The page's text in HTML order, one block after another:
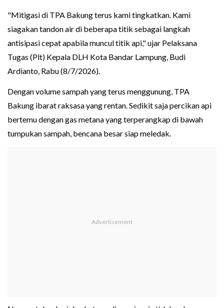
"Mitigasi di TPA Bakung terus kami tingkatkan. Kami
siagakan tandon air di beberapa titik sebagai langkah
antisipasi cepat apabila muncul titik api," ujar Pelaksana
Tugas (Plt) Kepala DLH Kota Bandar Lampung, Budi
Ardianto, Rabu (8/7/2026).
Dengan volume sampah yang terus menggunung, TPA
Bakung ibarat raksasa yang rentan. Sedikit saja percikan api
bertemu dengan gas metana yang terperangkap di bawah
tumpukan sampah, bencana besar siap meledak.